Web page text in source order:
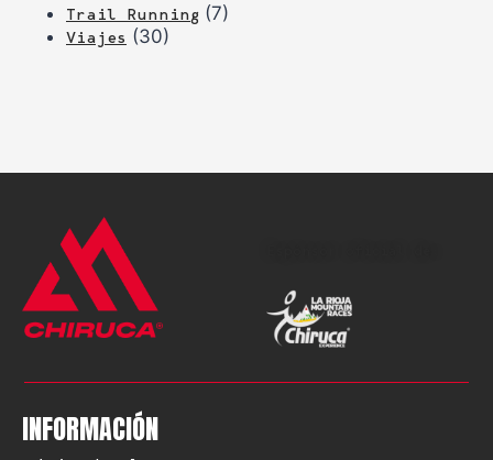
Trail Running (7)
Viajes (30)
INFORMACIÓN